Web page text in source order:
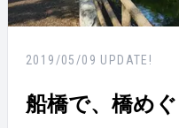
2019/05/09 UPDATE!
船橋で、橋めぐ